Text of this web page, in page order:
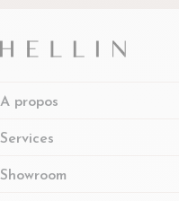
A propos
Services
Showroom